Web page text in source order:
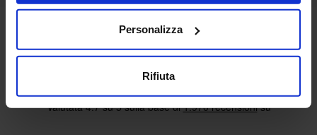
Personalizza
Rifiuta